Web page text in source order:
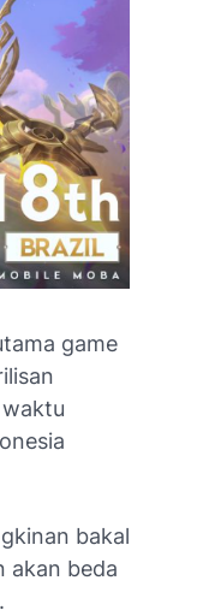
game
bakal
akan beda